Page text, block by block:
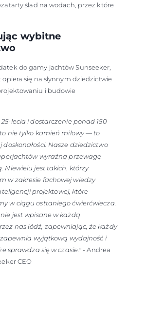
ślad na wodach, przez które
wybitne
do gamy jachtów Sunseeker,
opiera się na słynnym dziedzictwie
i budowie
lecia i dostarczenie ponad 150
nie tylko kamień milowy — to
doskonałości. Nasze dziedzictwo
wyraźną przewagę
Niewielu jest takich, którzy
w zakresie fachowej wiedzy
projektowej, które
w ciągu osttaniego ćwierćwiecza.
jest wpisane w każdą
nas łódź, zapewniając, że każdy
wyjątkową wydajność i
sprawdza się w czasie."- Andrea
CEO